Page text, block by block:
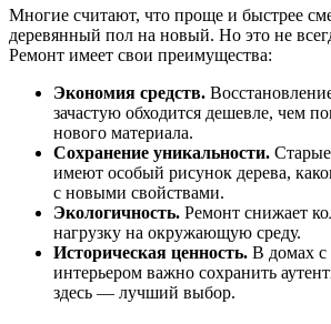
Многие считают, что проще и быстрее
деревянный пол на новый. Но это не
Ремонт имеет свои преимущества:
Экономия средств.
зачастую обходится дешевле, чем
нового материала.
Сохранение уникальности.
имеют особый рисунок дерева,
с новыми свойствами.
Экологичность. Ремонт снижает
нагрузку на окружающую среду.
Историческая ценность. В домах с
интерьером важно сохранить
здесь — лучший выбор.